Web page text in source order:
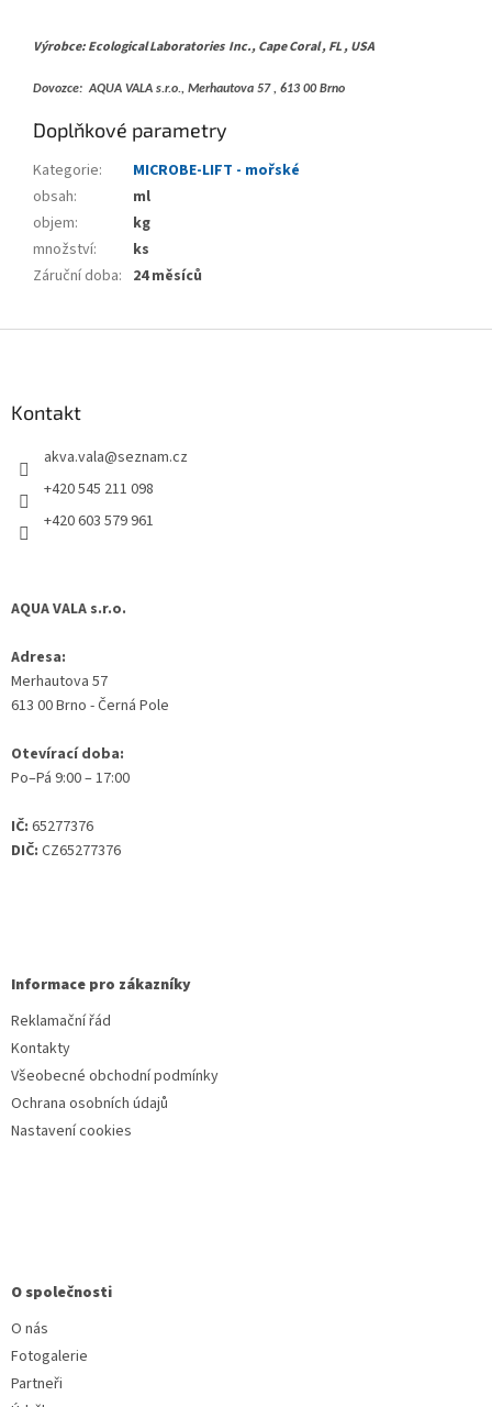
Výrobce: Ecological Laboratories Inc., Cape Coral , FL , USA
Dovozce: AQUA VALA s.r.o., Merhautova 57 , 613 00 Brno
Doplňkové parametry
Kategorie:
MICROBE-LIFT - mořské
obsah:
ml
objem:
kg
množství:
ks
Záruční doba: 24 měsíců
Kontakt
akva.vala@seznam.cz
+420 545 211 098
+420 603 579 961
AQUA VALA s.r.o.
Adresa:
Merhautova 57
613 00 Brno - Černá Pole
Otevírací doba:
Po–Pá 9:00 – 17:00
IČ: 65277376
DIČ: CZ65277376
Informace pro zákazníky
Reklamační řád
Kontakty
Všeobecné obchodní podmínky
Ochrana osobních údajů
Nastavení cookies
O společnosti
O nás
Fotogalerie
Partneři